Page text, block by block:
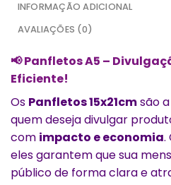
INFORMAÇÃO ADICIONAL
AVALIAÇÕES (0)
📢Panfletos A5 –
Eficiente!
Os Panfletos 15x21cmsão
quem deseja divulgar
com impacto e economia.
eles garantem que sua
público de forma clara e